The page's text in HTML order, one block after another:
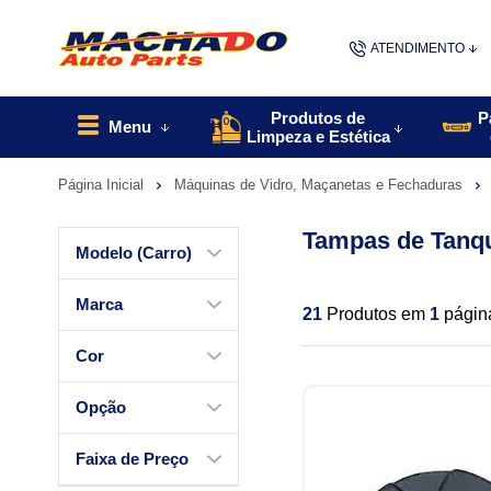
ATENDIMENTO
Menu
Produtos de
Limpeza e Estética
Página Inicial Máquinas de Vidro, Maçanetas e Fechaduras
Modelo (Carro)
Marca
Cor
Opção
Faixa de Preço
Tampas de
21 Produtos em 1